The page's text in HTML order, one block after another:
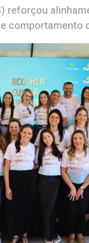
reforçou
comportamento